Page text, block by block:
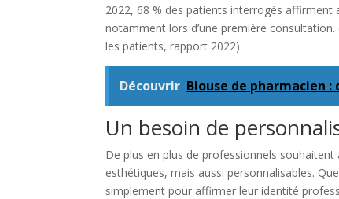
2022, 68 % des patients interrogés affirment
notamment lors d’une première
les patients, rapport 2022).
Découvrir Blouse de pharmacien :
Un besoin de
De plus en plus de professionnels
esthétiques, mais aussi personnalisables.
simplement pour affirmer leur identité